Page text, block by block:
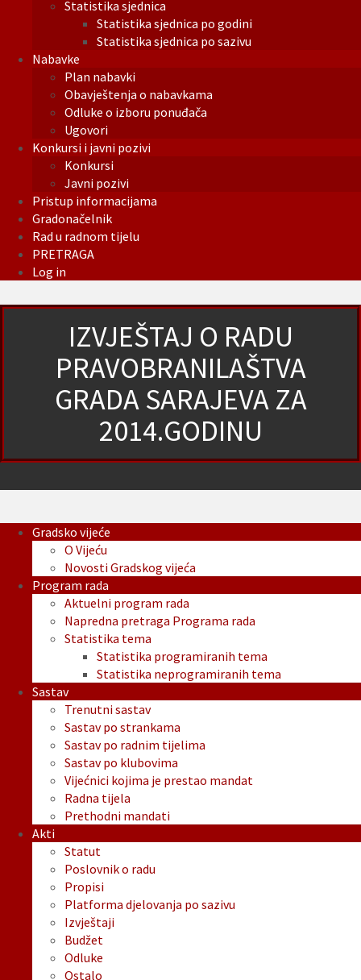
Statistika sjednica
Statistika sjednica po godini
Statistika sjednica po sazivu
Nabavke
Plan nabavki
Obavještenja o nabavkama
Odluke o izboru ponuđača
Ugovori
Konkursi i javni pozivi
Konkursi
Javni pozivi
Pristup informacijama
Gradonačelnik
Rad u radnom tijelu
PRETRAGA
Log in
IZVJEŠTAJ O RADU
PRAVOBRANILAŠTVA
GRADA SARAJEVA ZA
2014.GODINU
Gradsko vijeće
O Vijeću
Novosti Gradskog vijeća
Program rada
Aktuelni program rada
Napredna pretraga Programa rada
Statistika tema
Statistika programiranih tema
Statistika neprogramiranih tema
Sastav
Trenutni sastav
Sastav po strankama
Sastav po radnim tijelima
Sastav po klubovima
Vijećnici kojima je prestao mandat
Radna tijela
Prethodni mandati
Akti
Statut
Poslovnik o radu
Propisi
Platforma djelovanja po sazivu
Izvještaji
Budžet
Odluke
Ostalo